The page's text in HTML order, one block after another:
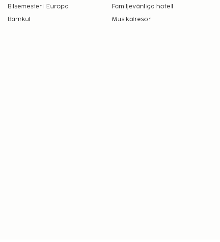
Bilsemester i Europa
Familjevänliga hotell
Barnkul
Musikalresor